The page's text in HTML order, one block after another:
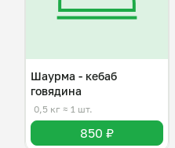
Шаурма - кебаб
говядина
0,5 кг ≈ 1 шт.
850 ₽